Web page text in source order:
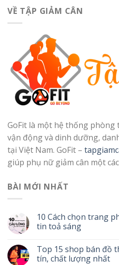
VỀ TẬP GIẢM CÂN
GoFit là một hệ thống phòng
vận động và dinh dưỡng,
tại Việt Nam. GoFit –
giúp phụ nữ giảm cân một
BÀI MỚI NHẤT
10 Cách chọn trang
tin toả sáng
Top 15 shop bán đồ
tín, chất lượng nhất